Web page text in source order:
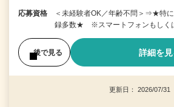
応募資格
＜未経験者OK／年齢不問＞⇒★特
録多数★ ※スマートフォンもしく
後で見る 詳細を見
更新日： 2026/07/